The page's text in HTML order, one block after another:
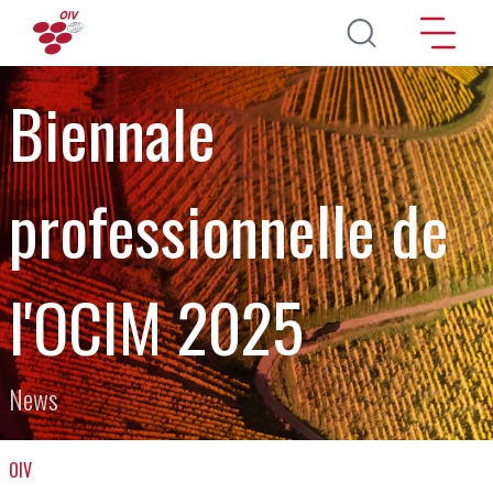
Pasar al contenido principal
Biennale
professionnelle de
l'OCIM 2025
News
OIV